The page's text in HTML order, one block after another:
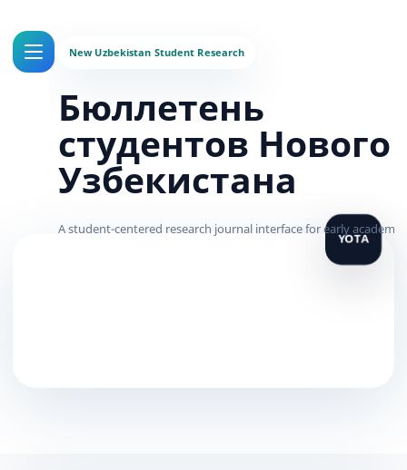
Бюллетень
студентов Нового
Узбекистана